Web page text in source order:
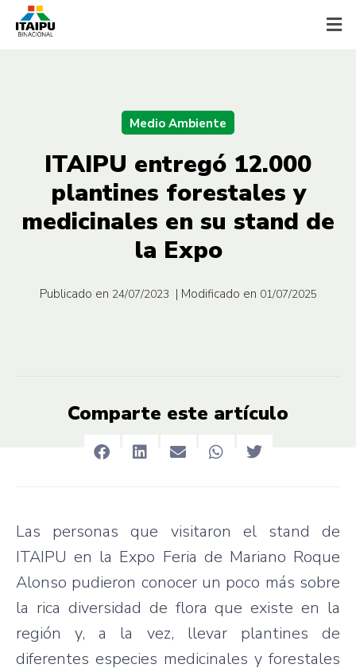
Medio Ambiente
ITAIPU entregó 12.000
plantines forestales y
medicinales en su stand de
la Expo
Publicado en 24/07/2023 | Modificado en 01/07/2025
Comparte este artículo
Las personas que visitaron el stand de
ITAIPU en la Expo Feria de Mariano Roque
Alonso pudieron conocer un poco más sobre
la rica diversidad de flora que existe en la
región y, a la vez, llevar plantines de
diferentes especies medicinales y forestales